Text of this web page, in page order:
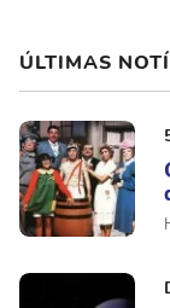
ÚLTIMAS